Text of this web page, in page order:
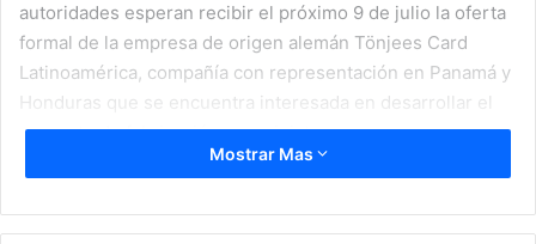
autoridades esperan recibir el próximo 9 de julio la oferta
formal de la empresa de origen alemán Tönjees Card
Latinoamérica, compañía con representación en Panamá y
Honduras que se encuentra interesada en desarrollar el
proyecto de fabricación y suministro.
producción en territorio nacional
Mostrar Mas